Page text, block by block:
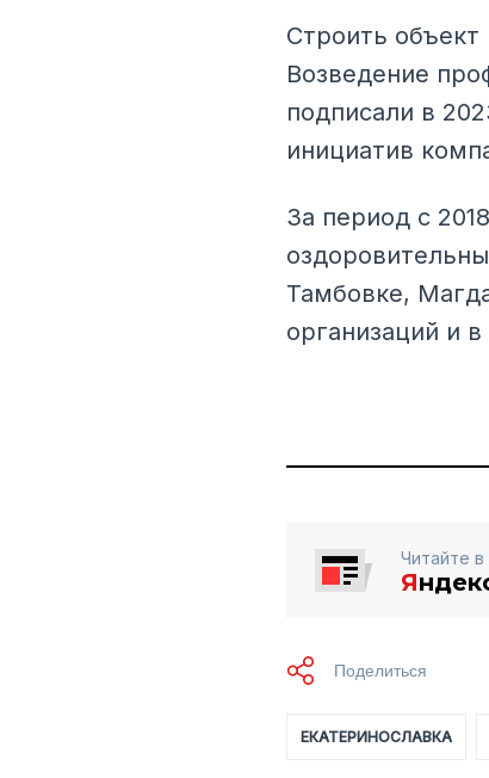
Строить
Возведение
подписали в
инициатив
За период с
Тамбовке,
организаций и
Читайте в
Я
ЕКАТЕРИНОСЛАВКА